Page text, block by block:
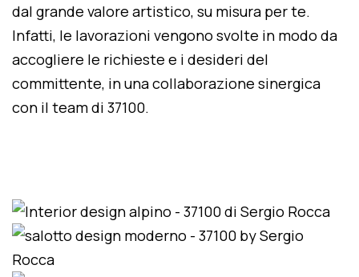
dal grande valore artistico, su misura per te.
Infatti, le lavorazioni vengono svolte in modo da
accogliere le richieste e i desideri del
committente, in una collaborazione sinergica
con il team di 37100.